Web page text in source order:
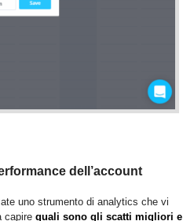
dell’account
uno strumento di analytics che vi
capire quali sono gli scatti migliori e